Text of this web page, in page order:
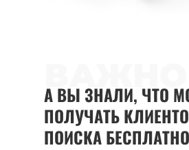
А ВЫ ЗНАЛИ, ЧТО
ПОЛУЧАТЬ
ПОИСКА